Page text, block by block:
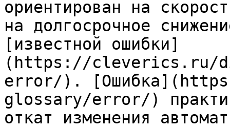
ориентирован на
на долгосрочное
[известной ошибки]
(https://cleverics.ru/
error/).
glossary/error/)
откат изменения